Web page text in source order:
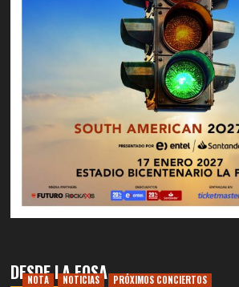
DESDE LA FOSA
NOTA NOTICIAS PRÓXIMOS CONCIERTOS